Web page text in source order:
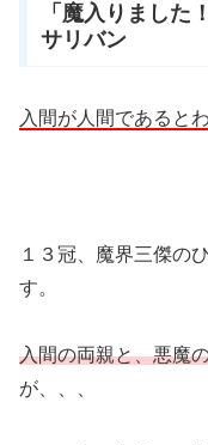
「魔入りました
サリバン
入間が人間であると
１３冠、魔界三傑の
す。
入間の両親と、悪魔
が、、、